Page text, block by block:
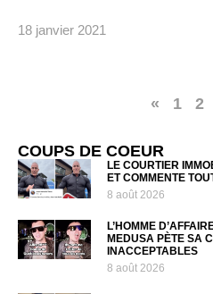
18 janvier 2021
« 1 2
COUPS DE COEUR
LE COURTIER
ET COMMENTE
8 août 2026
L’HOMME
MEDUSA PÈTE SA
INACCEPTABLES
8 août 2026